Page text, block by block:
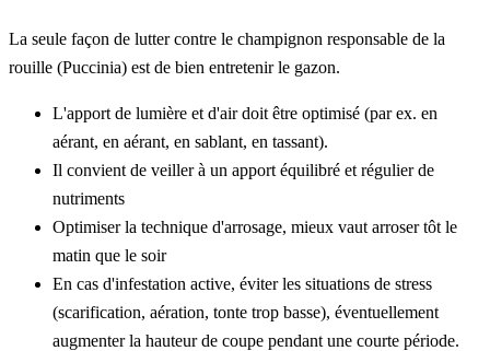
La seule façon de lutter contre le champignon responsable de la
rouille (Puccinia) est de bien entretenir le gazon.
L'apport de lumière et d'air doit être optimisé (par ex. en
aérant, en aérant, en sablant, en tassant).
Il convient de veiller à un apport équilibré et régulier de
nutriments
Optimiser la technique d'arrosage, mieux vaut arroser tôt le
matin que le soir
En cas d'infestation active, éviter les situations de stress
(scarification, aération, tonte trop basse), éventuellement
augmenter la hauteur de coupe pendant une courte période.